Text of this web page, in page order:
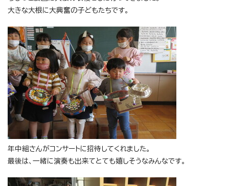
大きな大根に大興奮の子どもたちです。
年中組さんがコンサートに招待してくれました。
最後は、一緒に演奏も出来てとても嬉しそうなみんなです。